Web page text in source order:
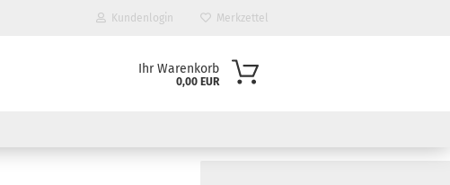
Kundenlogin Merkzettel
Ihr Warenkorb
0,00 EUR